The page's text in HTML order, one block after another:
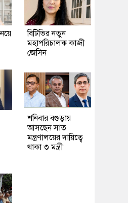
বিটিভির নতুন
মহাপরিচালক কাজী
জেসিন
শনিবার বগুড়ায়
আসছেন সাত
মন্ত্রণালয়ের দায়িত্বে
থাকা ৩ মন্ত্রী